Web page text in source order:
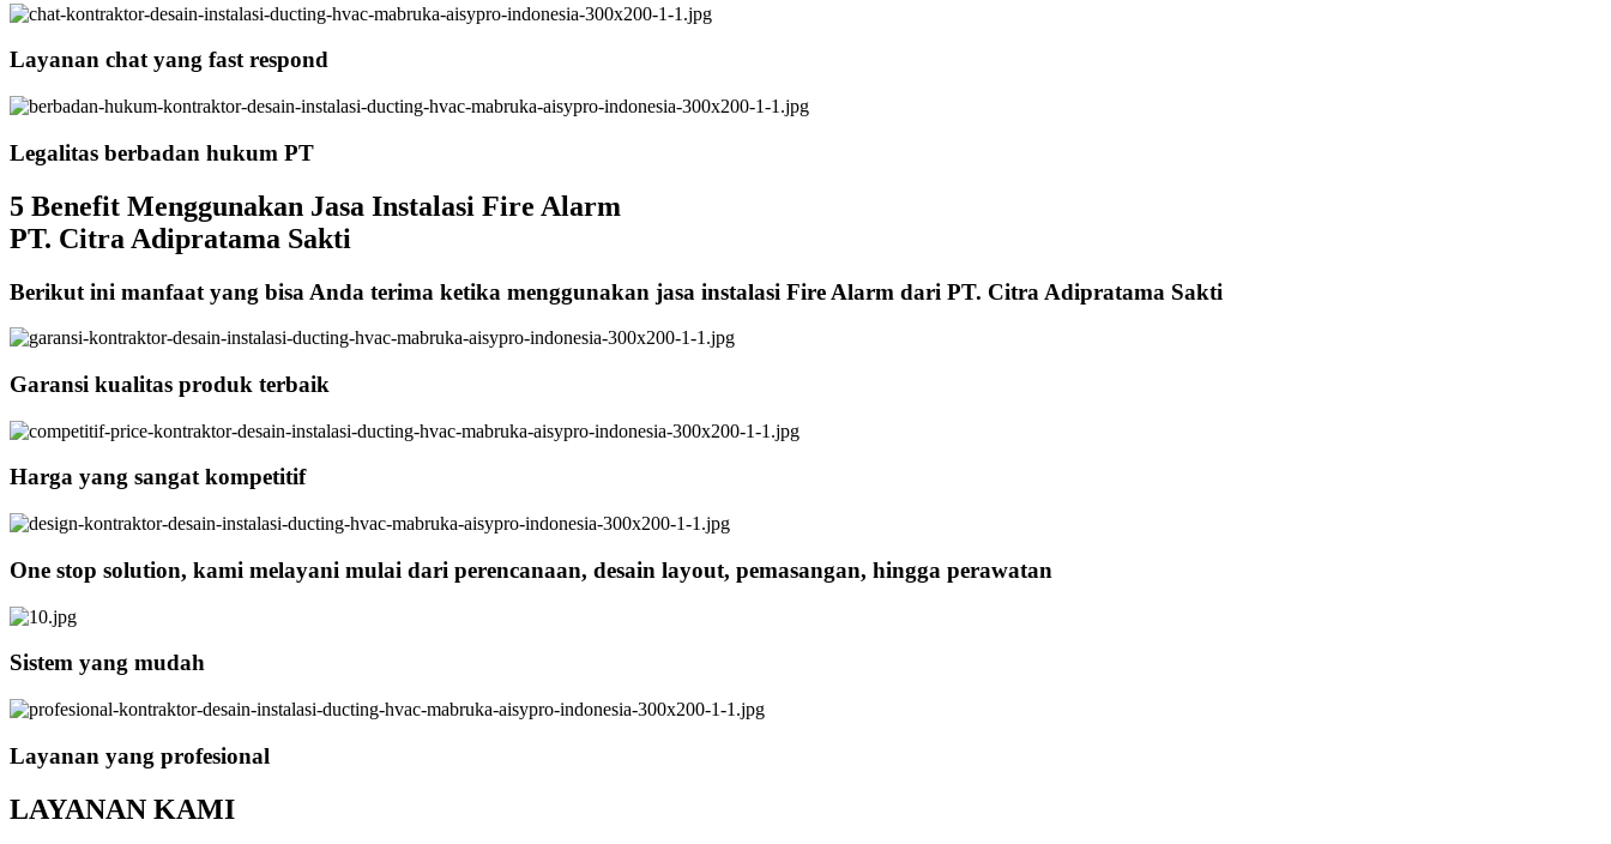
Layanan chat yang fast respond
Legalitas berbadan hukum PT
5 Benefit Menggunakan Jasa Instalasi Fire Alarm
PT. Citra Adipratama Sakti
Berikut ini manfaat yang bisa Anda terima ketika menggunakan jasa instalasi Fire Alarm dari PT. Citra Adipratama Sakti
Garansi kualitas produk terbaik
Harga yang sangat kompetitif
One stop solution, kami melayani mulai dari perencanaan, desain layout, pemasangan, hingga perawatan
Sistem yang mudah
Layanan yang profesional
LAYANAN KAMI